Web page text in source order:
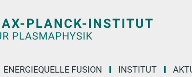
ENERGIEQUELLE FUSION INSTITUT